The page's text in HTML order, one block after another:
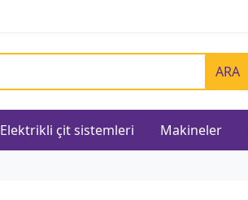
ARA
Elektrikli çit sistemleri Makineler